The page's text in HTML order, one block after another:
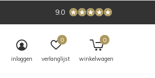
inloggen verlanglijst
0
winkelwagen
0
9.0